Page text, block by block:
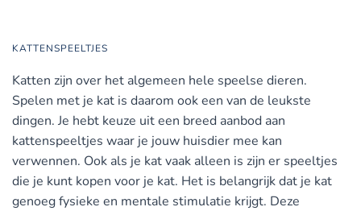
KATTENSPEELTJES
Katten zijn over het algemeen hele speelse dieren.
Spelen met je kat is daarom ook een van de leukste
dingen. Je hebt keuze uit een breed aanbod aan
kattenspeeltjes waar je jouw huisdier mee kan
verwennen. Ook als je kat vaak alleen is zijn er speeltjes
die je kunt kopen voor je kat. Het is belangrijk dat je kat
genoeg fysieke en mentale stimulatie krijgt. Deze